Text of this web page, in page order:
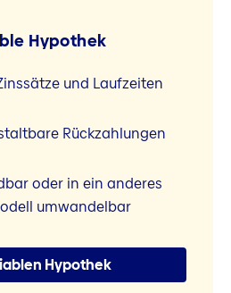
Hypothek
und Laufzeiten
Rückzahlungen
oder in ein anderes
umwandelbar
Hypothek